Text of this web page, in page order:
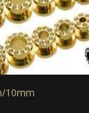
10mm